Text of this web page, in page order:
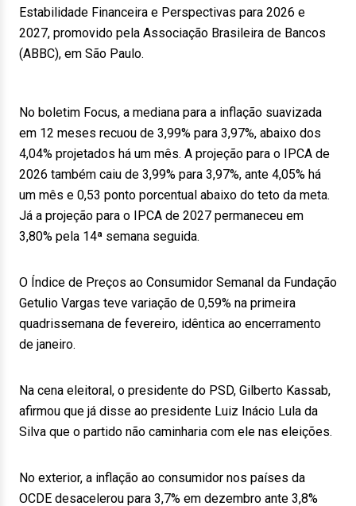
Estabilidade Financeira e Perspectivas para 2026 e
2027, promovido pela Associação Brasileira de Bancos
(ABBC), em São Paulo.
No boletim Focus, a mediana para a inflação suavizada
em 12 meses recuou de 3,99% para 3,97%, abaixo dos
4,04% projetados há um mês. A projeção para o IPCA de
2026 também caiu de 3,99% para 3,97%, ante 4,05% há
um mês e 0,53 ponto porcentual abaixo do teto da meta.
Já a projeção para o IPCA de 2027 permaneceu em
3,80% pela 14ª semana seguida.
O Índice de Preços ao Consumidor Semanal da Fundação
Getulio Vargas teve variação de 0,59% na primeira
quadrissemana de fevereiro, idêntica ao encerramento
de janeiro.
Na cena eleitoral, o presidente do PSD, Gilberto Kassab,
afirmou que já disse ao presidente Luiz Inácio Lula da
Silva que o partido não caminharia com ele nas eleições.
No exterior, a inflação ao consumidor nos países da
OCDE desacelerou para 3,7% em dezembro ante 3,8%